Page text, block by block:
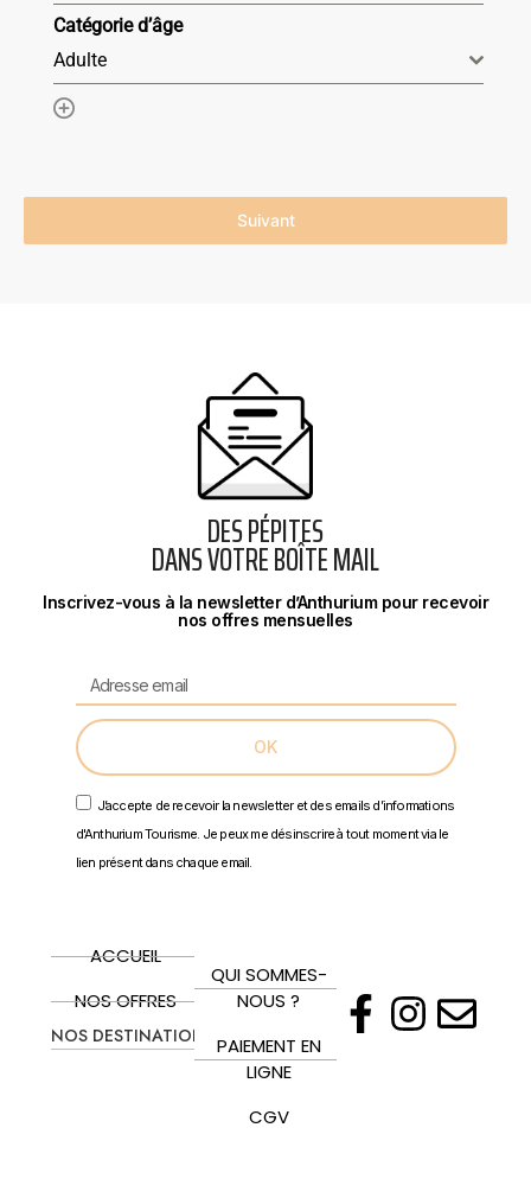
Catégorie d’âge
Adulte
Ajouter un élément
Suivant
DES PÉPITES
DANS VOTRE BOÎTE MAIL
Inscrivez-vous à la newsletter d’Anthurium pour recevoir
nos offres mensuelles
J’accepte de recevoir la newsletter et des emails d’informations
d'Anthurium Tourisme. Je peux me désinscrire à tout moment via le
lien présent dans chaque email.
OK
ACCUEIL
NOS OFFRES
NOS DESTINATIONS
QUI SOMMES-
NOUS ?
PAIEMENT EN
LIGNE
CGV